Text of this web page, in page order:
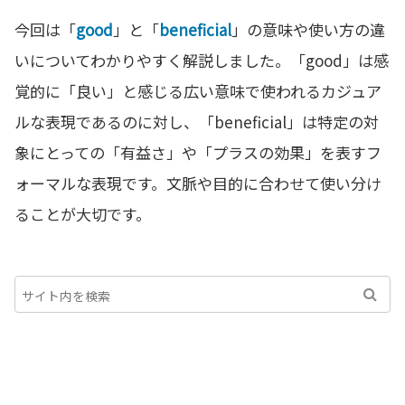
今回は「good」と「beneficial」の意味や使い方の違
いについてわかりやすく解説しました。「good」は感
覚的に「良い」と感じる広い意味で使われるカジュア
ルな表現であるのに対し、「beneficial」は特定の対
象にとっての「有益さ」や「プラスの効果」を表すフ
ォーマルな表現です。文脈や目的に合わせて使い分け
ることが大切です。